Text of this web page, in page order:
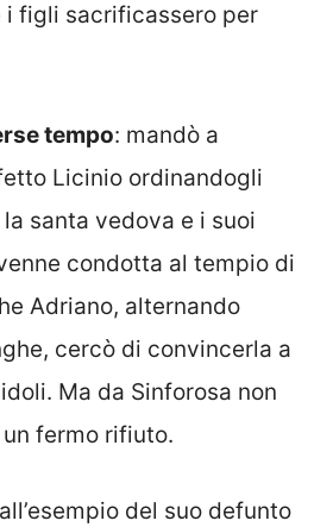
i figli sacrificassero per
tempo: mandò a
Licinio ordinandogli
santa vedova e i suoi
condotta al tempio di
Adriano, alternando
cercò di convincerla a
Ma da Sinforosa non
fermo rifiuto.
del suo defunto